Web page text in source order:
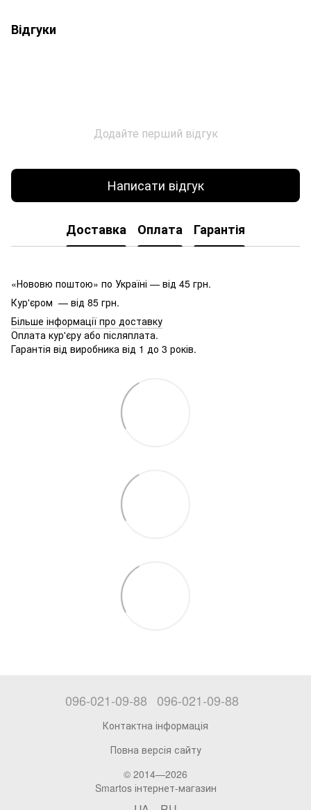
Відгуки
Додайте перший відгук
Написати відгук
Доставка Оплата Гарантія
«Нововю поштою» по Україні — від 45 грн.
Кур'єром — від 85 грн.
Більше інформації про доставку
Оплата кур'єру або післяплата.
Гарантія від виробника від 1 до 3 років.
096-021-09-88 096-021-09-88
Контактна інформація
Повна версія сайту
© 2014—2026
Smartos інтернет-магазин